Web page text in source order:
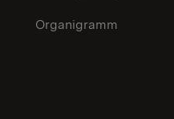
Organigramm